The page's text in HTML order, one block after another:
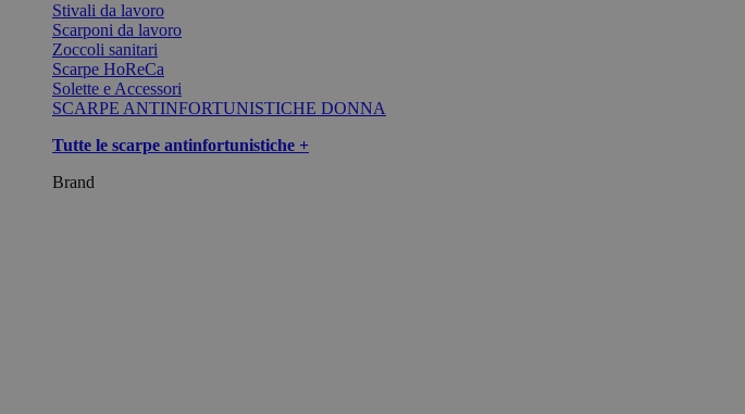
Stivali da lavoro
Scarponi da lavoro
Zoccoli sanitari
Scarpe HoReCa
Solette e Accessori
SCARPE ANTINFORTUNISTICHE DONNA
Tutte le scarpe antinfortunistiche +
Brand